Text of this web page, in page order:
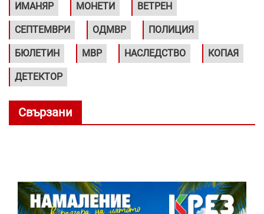
ИМАНЯР МОНЕТИ ВЕТРЕН
СЕПТЕМВРИ ОДМВР ПОЛИЦИЯ
БЮЛЕТИН МВР НАСЛЕДСТВО КОПАЯ
ДЕТЕКТОР
Свързани